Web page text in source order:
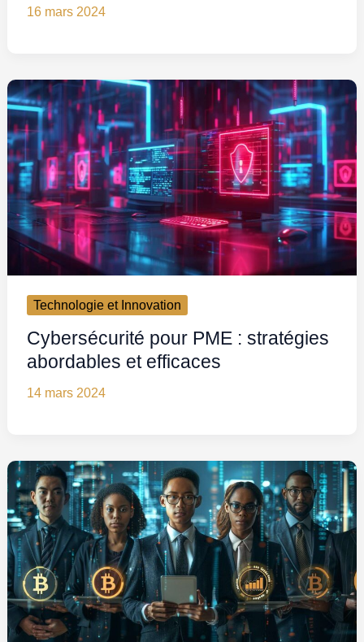
16 mars 2024
Technologie et Innovation
Cybersécurité pour PME : stratégies
abordables et efficaces
14 mars 2024